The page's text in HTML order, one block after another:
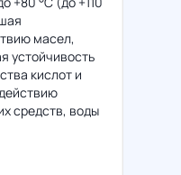
масел,
устойчивость
кислот и
средств, воды